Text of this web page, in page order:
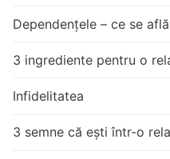
Dependențele – ce se
3 ingrediente pentru o
Infidelitatea
3 semne că ești într-o